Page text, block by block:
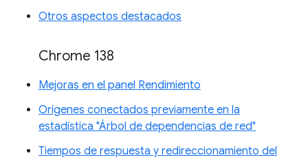
Otros aspectos destacados
Chrome 138
Mejoras en el panel Rendimiento
Orígenes conectados previamente en la
estadística "Árbol de dependencias de red"
Tiempos de respuesta y redireccionamiento del